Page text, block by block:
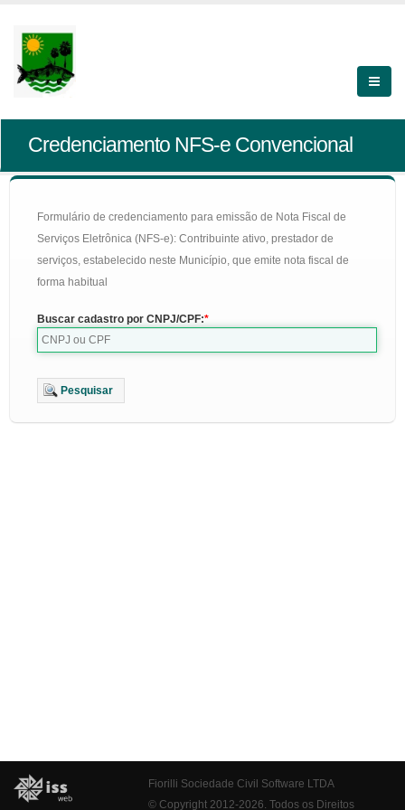
Credenciamento NFS-e Convencional
Formulário de credenciamento para emissão de Nota Fiscal de
Serviços Eletrônica (NFS-e): Contribuinte ativo, prestador de
serviços, estabelecido neste Município, que emite nota fiscal de
forma habitual
Buscar cadastro por CNPJ/CPF:
Pesquisar
Fiorilli Sociedade Civil Software LTDA
© Copyright 2012-2026. Todos os Direitos